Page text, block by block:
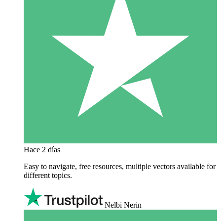
Hace 2 días
Easy to navigate, free resources, multiple vectors available for
different topics.
Nelbi Nerin